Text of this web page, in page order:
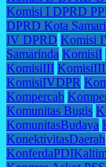
Komisi I DPRD
DPRD Kota
IV DPRD Komisi
Samarinda KomisiI
KomisiIII
KomisiIVDPR
Kompercab
Komunitas Bugis
KomunitasBudaya
KonektivitasDaerah